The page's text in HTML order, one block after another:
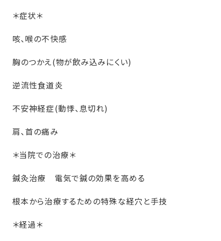
＊症状＊
咳、喉の不快感
胸のつかえ(物が飲み込みにくい)
逆流性食道炎
不安神経症(動悸、息切れ)
肩、首の痛み
＊当院での治療＊
鍼灸治療 電気で鍼の効果を高める
根本から治療するための特殊な経穴と手技
＊経過＊